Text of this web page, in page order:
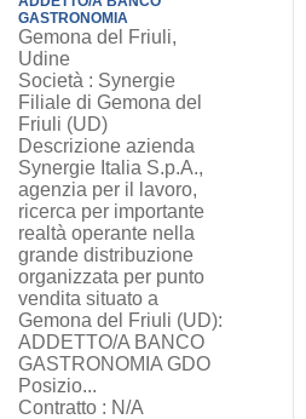
GASTRONOMIA
Gemona del Friuli,
Udine
Società : Synergie
Filiale di Gemona del
Friuli (UD)
Descrizione azienda
Synergie Italia S.p.A.,
agenzia per il lavoro,
ricerca per importante
realtà operante nella
grande distribuzione
organizzata per punto
vendita situato a
Gemona del Friuli (UD):
ADDETTO/A BANCO
GASTRONOMIA GDO
Posizio...
Contratto : N/A